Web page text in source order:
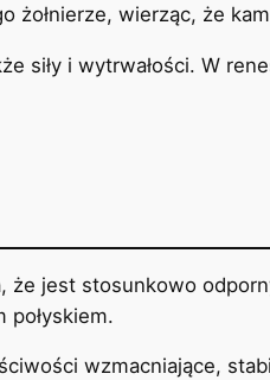
żołnierze, wierząc, że
siły i wytrwałości. W
jest stosunkowo
wzmacniające,